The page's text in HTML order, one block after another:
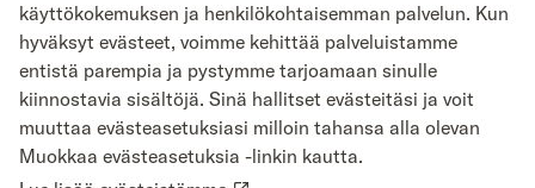
Markkinointi, asiakaskokemus ja
tapahtumat
Näytä lisää
käyttökokemuksen ja henkilökohtaisemman palvelun. Kun
hyväksyt evästeet, voimme kehittää palveluistamme
entistä parempia ja pystymme tarjoamaan sinulle
kiinnostavia sisältöjä. Sinä hallitset evästeitäsi ja voit
muuttaa evästeasetuksiasi milloin tahansa alla olevan
Muokkaa evästeasetuksia -linkin kautta.